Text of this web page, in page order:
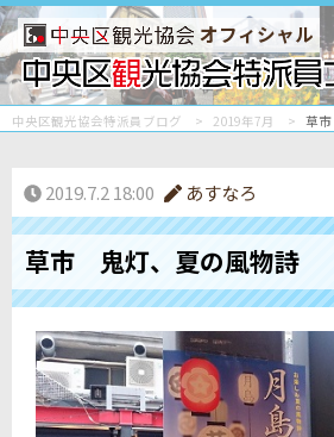
オフィシャル
中央区観光協会特派員ブログ 2019年7月 草
2019.7.2 18:00 あすなろ
草市 鬼灯、夏の風物詩